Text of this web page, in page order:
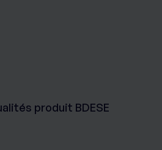
produit BDESE